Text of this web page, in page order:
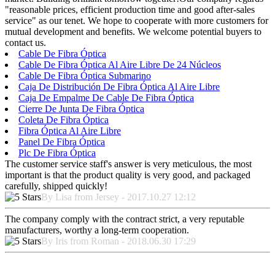
"reasonable prices, efficient production time and good after-sales
service" as our tenet. We hope to cooperate with more customers for
mutual development and benefits. We welcome potential buyers to
contact us.
Cable De Fibra Óptica
Cable De Fibra Óptica Al Aire Libre De 24 Núcleos
Cable De Fibra Óptica Submarino
Caja De Distribución De Fibra Óptica Al Aire Libre
Caja De Empalme De Cable De Fibra Óptica
Cierre De Junta De Fibra Óptica
Coleta De Fibra Óptica
Fibra Óptica Al Aire Libre
Panel De Fibra Óptica
Plc De Fibra Óptica
The customer service staff's answer is very meticulous, the most
important is that the product quality is very good, and packaged
carefully, shipped quickly!
By Lisa from Jersey - 2017.10.27 12:12
The company comply with the contract strict, a very reputable
manufacturers, worthy a long-term cooperation.
By Iris from Roman - 2018.06.30 17:29